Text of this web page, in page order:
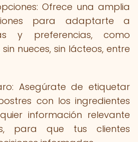
Ofrece una amplia
para adaptarte a
y preferencias, como
nueces, sin lácteos, entre
Asegúrate de etiquetar
con los ingredientes
información relevante
para que tus clientes